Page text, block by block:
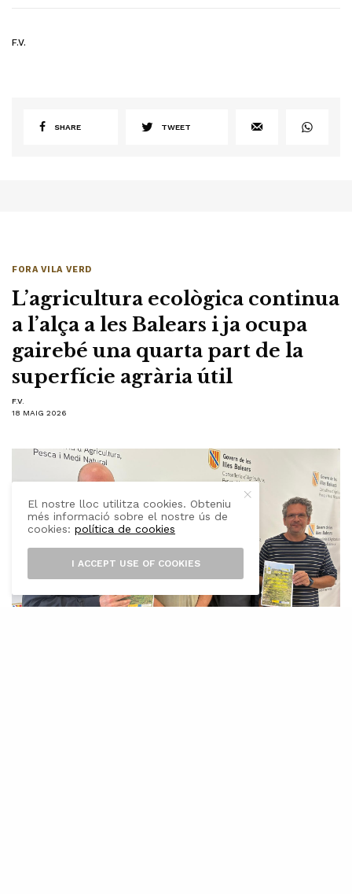
F.V.
SHARE TWEET
FORA VILA VERD
L’agricultura ecològica continua
a l’alça a les Balears i ja ocupa
gairebé una quarta part de la
superfície agrària útil
F.V.
18 MAIG 2026
El nostre lloc utilitza cookies. Obteniu
més informació sobre el nostre ús de
cookies:política de cookies
I ACCEPT USE OF COOKIES